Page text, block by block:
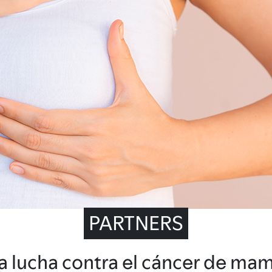
PARTNERS
lucha contra el cáncer de